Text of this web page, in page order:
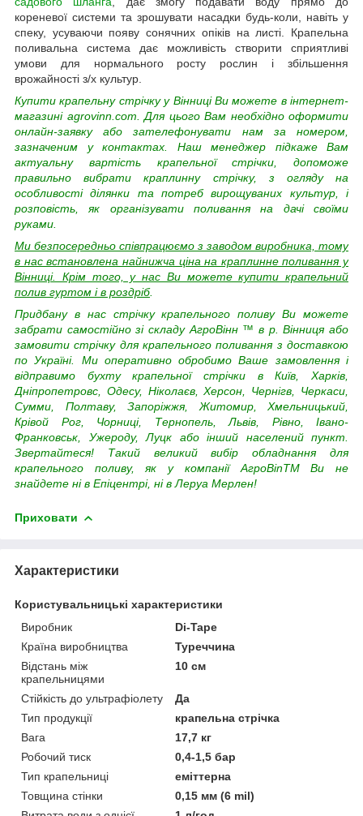
кореневої системи та зрошувати насадки будь-коли, навіть у
спеку, усуваючи появу сонячних опіків на листі. Крапельна
поливальна система дає можливість створити сприятливі
умови для нормального росту рослин і збільшення
врожайності з/х культур.
Купити крапельну стрічку у Вінниці Ви можете в інтернет-
магазині agrovinn.com. Для цього Вам необхідно оформити
онлайн-заявку або зателефонувати нам за номером,
зазначеним у контактах. Наш менеджер підкаже Вам
актуальну вартість крапельної стрічки, допоможе
правильно вибрати краплинну стрічку, з огляду на
особливості ділянки та потреб вирощуваних культур, і
розповість, як організувати поливання на дачі своїми
руками.
Ми безпосередньо співпрацюємо з заводом виробника, тому
в нас встановлена найнижча ціна на краплинне поливання у
Вінниці. Крім того, у нас Ви можете купити крапельний
полив гуртом і в роздріб.
Придбану в нас стрічку крапельного поливу Ви можете
забрати самостійно зі складу АгроВінн™в р. Вінниця або
замовити стрічку для крапельного поливання з доставкою
по Україні. Ми оперативно обробимо Ваше замовлення і
відправимо бухту крапельної стрічки в Київ, Харків,
Дніпропетровс, Одесу, Ніколаєв, Херсон, Чернігв, Черкаси,
Сумми, Полтаву, Запоріжжя, Житомир, Хмельницький,
Крівой Рог, Чорниці, Тернопель, Львів, Рівно, Івано-
Франковськ, Ужероду, Луцк або інший населений пункт.
Звертайтеся! Такий великий вибір обладнання для
крапельного поливу, як у компанії АгроВinTM Ви не
знайдете ні в Епіцентрі, ні в Леруа Мерлен!
Приховати
Характеристики
Користувальницькі характеристики
Виробник
Di-Tape
Країна виробництва
Туреччина
Відстань між
крапельницями
10 см
Стійкість до ультрафіолету
Да
Тип продукції
крапельна стрічка
Вага
17,7 кг
Робочий тиск
0,4-1,5 бар
Тип крапельниці
еміттерна
Товщина стінки
0,15 мм (6 mil)